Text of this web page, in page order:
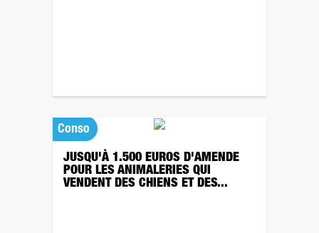
Conso
JUSQU'À 1.500 EUROS D'AMENDE
POUR LES ANIMALERIES QUI
VENDENT DES CHIENS ET DES...